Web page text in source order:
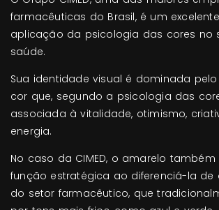
farmacêuticas do Brasil, é um
aplicação da psicologia das cores no
saúde.
Sua identidade visual é dominada
cor que, segundo a psicologia das
associada à vitalidade, otimismo,
energia.
No caso da CIMED, o amarelo
função estratégica ao diferenciá-la de
do setor farmacêutico, que